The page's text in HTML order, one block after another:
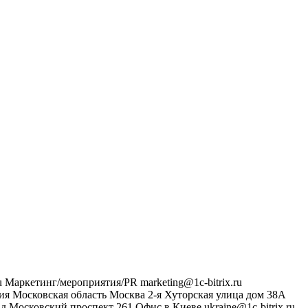
Маркетинг/мероприятия/PR marketing@1c-bitrix.ru
Московская область Москва 2-я Хуторская улица дом 38А